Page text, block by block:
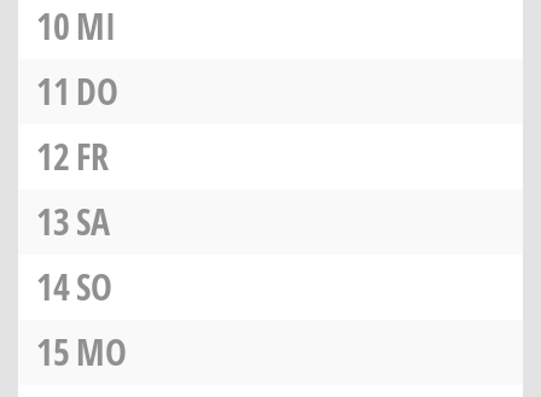
10MI
11 DO
12FR
13SA
14SO
15MO